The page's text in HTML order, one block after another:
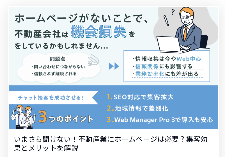
いまさら聞けない！不動産業にホームページは必要？集客効
果とメリットを解説